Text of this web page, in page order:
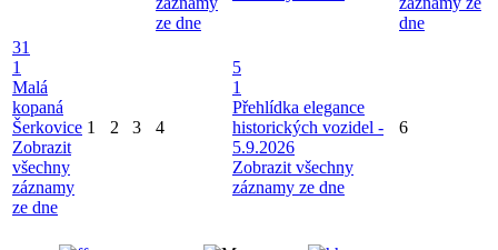
ze dne
dne
31
1
Malá
kopaná
Šerkovice
Zobrazit
všechny
záznamy
ze dne
1 2 3 4
5
1
Přehlídka elegance
historických vozidel -
5.9.2026
Zobrazit všechny
záznamy ze dne
6